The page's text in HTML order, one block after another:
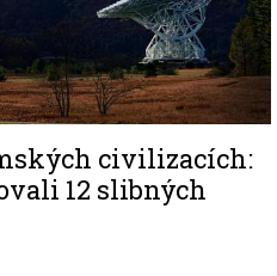
civilizacích:
12 slibných